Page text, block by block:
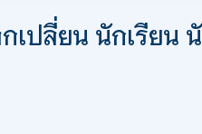
เปลี่ยน นักเรียน